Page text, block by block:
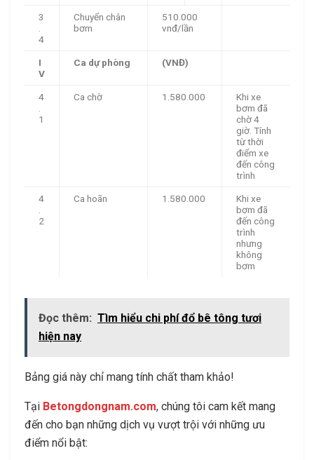
3
4
Chuyển chân
bơm
510.000
vnđ/lần
I
V
Ca dự phòng (VNĐ)
4
1
Ca chờ 1.580.000
Khi xe
bơm đã
chờ 4
giờ. Tính
từ thời
điểm xe
đến công
trình
4
2
Ca hoãn 1.580.000
Khi xe
bơm đã
đến công
trình
nhưng
không
bơm
Đọc thêm: Tìm hiểu chi phí đổ bê tông tươi
hiện nay
Bảng giá này chỉ mang tính chất tham khảo!
Tại Betongdongnam.com, chúng tôi cam kết mang
đến cho bạn những dịch vụ vượt trội với những ưu
điểm nổi bật: